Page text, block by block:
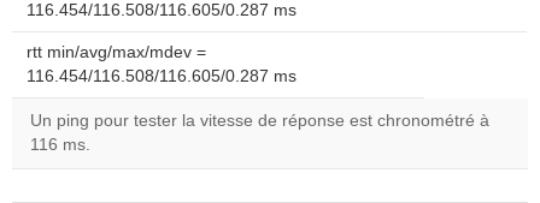
116.454/116.508/116.605/0.287 ms
rtt min/avg/max/mdev =
116.454/116.508/116.605/0.287 ms
Un ping pour tester la vitesse de réponse est chronométré à
116 ms.